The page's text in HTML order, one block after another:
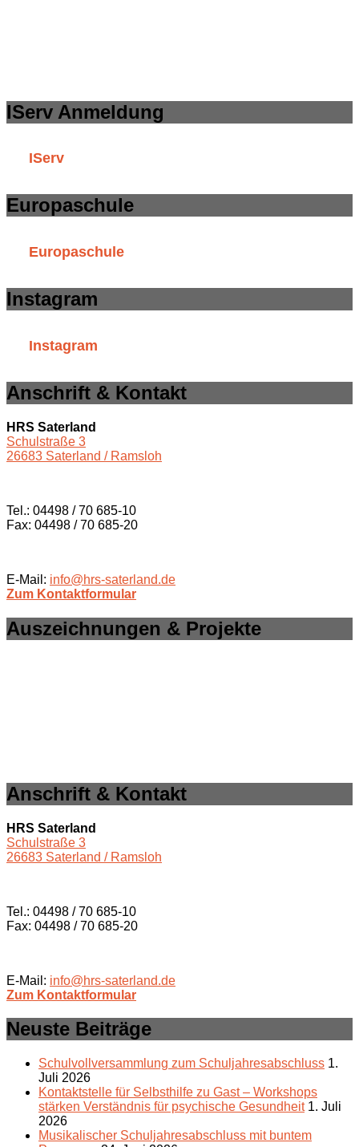
IServ Anmeldung
IServ
Europaschule
Europaschule
Instagram
Instagram
Anschrift & Kontakt
HRS Saterland
Schulstraße 3
26683 Saterland / Ramsloh
Tel.: 04498 / 70 685-10
Fax: 04498 / 70 685-20
E-Mail: info@hrs-saterland.de
Zum Kontaktformular
Auszeichnungen & Projekte
Anschrift & Kontakt
HRS Saterland
Schulstraße 3
26683 Saterland / Ramsloh
Tel.: 04498 / 70 685-10
Fax: 04498 / 70 685-20
E-Mail: info@hrs-saterland.de
Zum Kontaktformular
Neuste Beiträge
Schulvollversammlung zum Schuljahresabschluss 1.
Juli 2026
Kontaktstelle für Selbsthilfe zu Gast – Workshops
stärken Verständnis für psychische Gesundheit 1. Juli
2026
Musikalischer Schuljahresabschluss mit buntem